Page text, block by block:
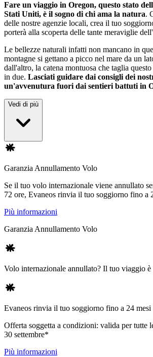
Fare un viaggio in Oregon, questo stato
Stati Uniti, è il sogno di chi ama la natura.
delle nostre agenzie locali, crea il tuo
porterà alla scoperta delle tante meraviglie
Le bellezze naturali infatti non mancano in
montagne si gettano a picco nel mare da un
dall'altro, la catena montuosa che taglia
in due. Lasciati guidare dai consigli dei
un'avvenutura fuori dai sentieri battuti in
Vedi di più
Garanzia Annullamento Volo
Se il tuo volo internazionale viene annullato
72 ore, Evaneos rinvia il tuo soggiorno fino a
Più informazioni
Garanzia Annullamento Volo
Volo internazionale annullato? Il tuo viaggio è
Evaneos rinvia il tuo soggiorno fino a 24 mesi
Offerta soggetta a condizioni: valida per tutte
30 settembre*
Più informazioni